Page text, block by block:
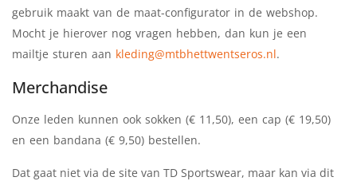
gebruik maakt van de maat-configurator in de webshop.
Mocht je hierover nog vragen hebben, dan kun je een
mailtje sturen aan kleding@mtbhettwentseros.nl.
Merchandise
Onze leden kunnen ook sokken (€ 11,50), een cap (€ 19,50)
en een bandana (€ 9,50) bestellen.
Dat gaat niet via de site van TD Sportswear, maar kan via dit